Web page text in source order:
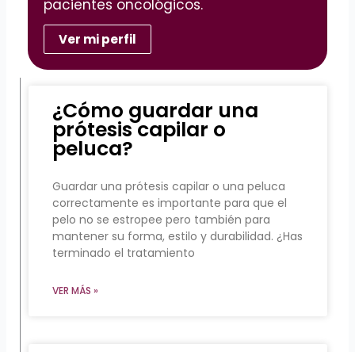
pacientes oncológicos.
Ver mi perfil
¿Cómo guardar una
prótesis capilar o
peluca?
Guardar una prótesis capilar o una peluca
correctamente es importante para que el
pelo no se estropee pero también para
mantener su forma, estilo y durabilidad. ¿Has
terminado el tratamiento
VER MÁS »